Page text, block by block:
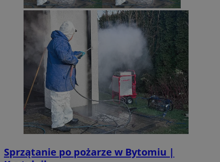
Sprzątanie po pożarze w Bytomiu |